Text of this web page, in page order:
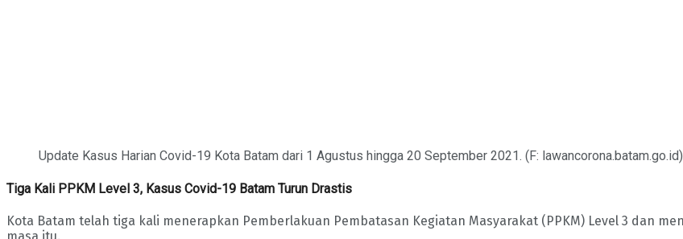
Update Kasus Harian Covid-19 Kota Batam dari 1 Agustus hingga 20 September 2021. (F: lawancorona.batam.go.id)
Tiga Kali PPKM Level 3, Kasus Covid-19 Batam Turun Drastis
Kota Batam telah tiga kali menerapkan Pemberlakuan Pembatasan Kegiatan Masyarakat (PPKM) Level 3 dan